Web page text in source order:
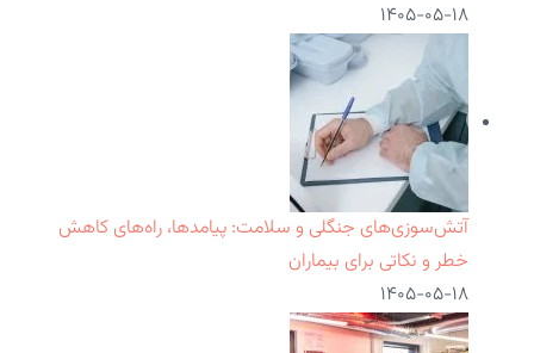
۱۴۰۵-۰۵-۱۸
آتش‌سوزی‌های جنگلی و سلامت: پیامدها، راه‌های کاهش
خطر و نکاتی برای بیماران
۱۴۰۵-۰۵-۱۸